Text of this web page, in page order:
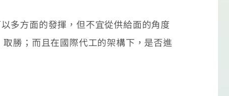
多方面的發揮，但不宜從供給面的角度
勝；而且在國際代工的架構下，是否進